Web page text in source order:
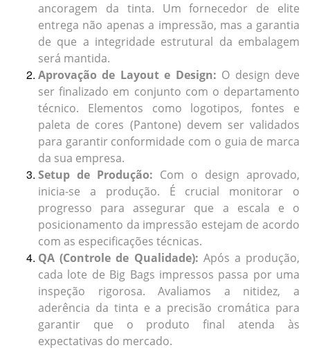
ancoragem da tinta. Um fornecedor de elite
entrega não apenas a impressão, mas a garantia
de que a integridade estrutural da embalagem
será mantida.
Aprovação de Layout e Design: O design deve
ser finalizado em conjunto com o departamento
técnico. Elementos como logotipos, fontes e
paleta de cores (Pantone) devem ser validados
para garantir conformidade com o guia de marca
da sua empresa.
Setup de Produção: Com o design aprovado,
inicia-se a produção. É crucial monitorar o
progresso para assegurar que a escala e o
posicionamento da impressão estejam de acordo
com as especificações técnicas.
QA (Controle de Qualidade): Após a produção,
cada lote de Big Bags impressos passa por uma
inspeção rigorosa. Avaliamos a nitidez, a
aderência da tinta e a precisão cromática para
garantir que o produto final atenda às
expectativas do mercado.